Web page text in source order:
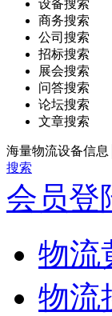
设备搜索
商务搜索
公司搜索
招标搜索
展会搜索
问答搜索
论坛搜索
文章搜索
海量物流设备信息
搜索
会员登
物流
物流